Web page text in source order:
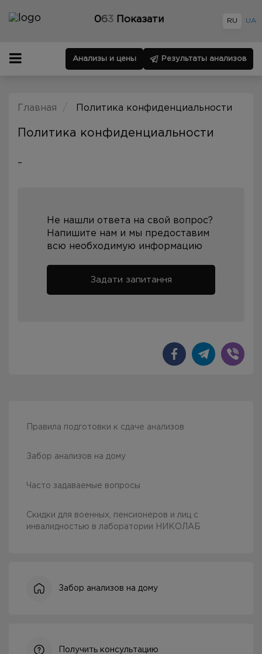
063 Показати RU UA
Анализы и цены Результаты анализов
Правила подготовки к сдаче анализов
Забор анализов на дому
Часто задаваемые вопросы
Скидки для военных, пенсионеров и лиц с
инвалидностью в лаборатории НИКОЛАБ
Забор анализов на дому
Получить консультацию
Главная Политика конфиденциальности
Политика конфиденциальности
–
Не нашли ответа на свой вопрос?
Напишите нам и мы предоставим
всю необходимую информацию
Задати запитання